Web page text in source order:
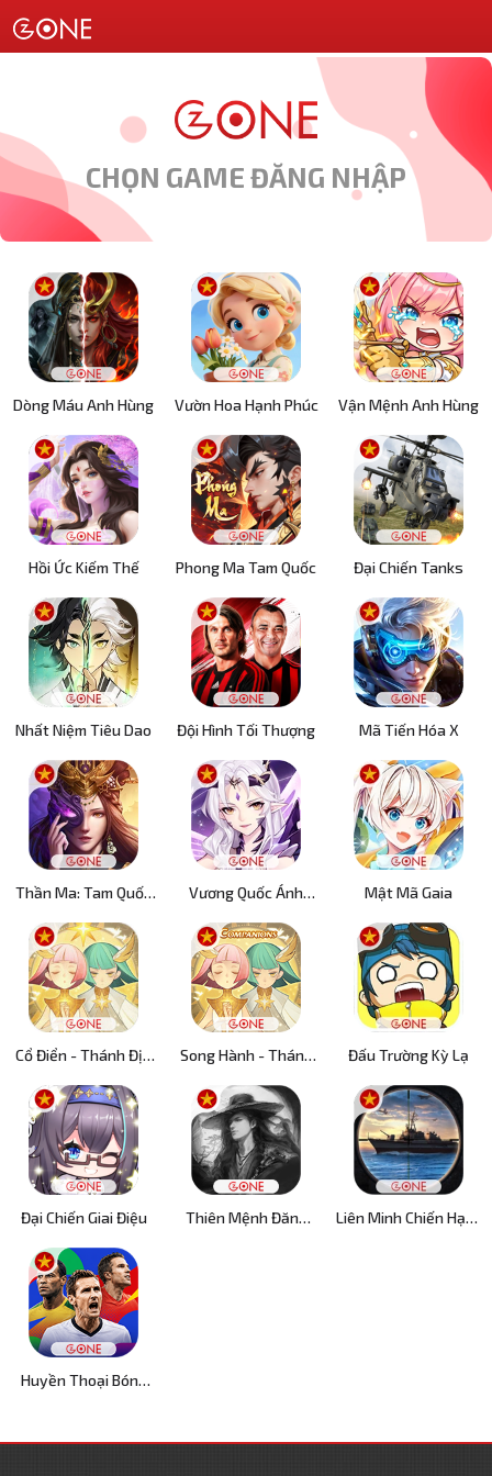
CHỌN GAME ĐĂNG NHẬP
Dòng Máu Anh Hùng Vườn Hoa Hạnh Phúc Vận Mệnh Anh Hùng
Hồi Ức Kiếm Thế Phong Ma Tam Quốc Đại Chiến Tanks
Nhất Niệm Tiêu Dao Đội Hình Tối Thượng Mã Tiến Hóa X
Thần Ma: Tam Quốc
Vương Quốc Ánh
Mật Mã Gaia
Cổ Điển - Thánh Địa
Song Hành - Thánh
Đấu Trường Kỳ Lạ
Đại Chiến Giai Điệu
Thiên Mệnh Đăng
Liên Minh Chiến Hạm:
Huyền Thoại Bóng